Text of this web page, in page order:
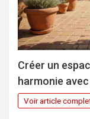
Créer un
harmonie
Voir article